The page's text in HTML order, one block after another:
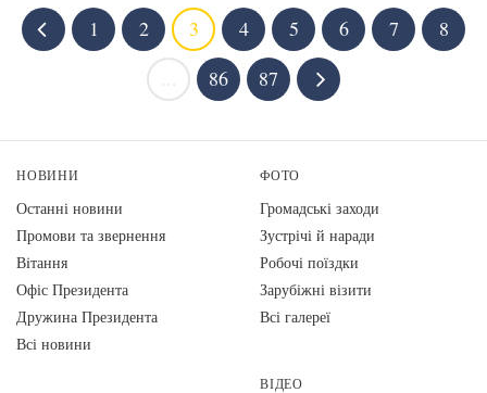
1 2 3 4 5 6 7
8
86 87
НОВИНИ
Останні новини
Промови та звернення
Вiтання
Офіс Президента
Дружина Президента
Всі новини
ФОТО
Громадські заходи
Зустрічі й наради
Робочі поїздки
Зарубіжні візити
Всі галереї
ВІДЕО